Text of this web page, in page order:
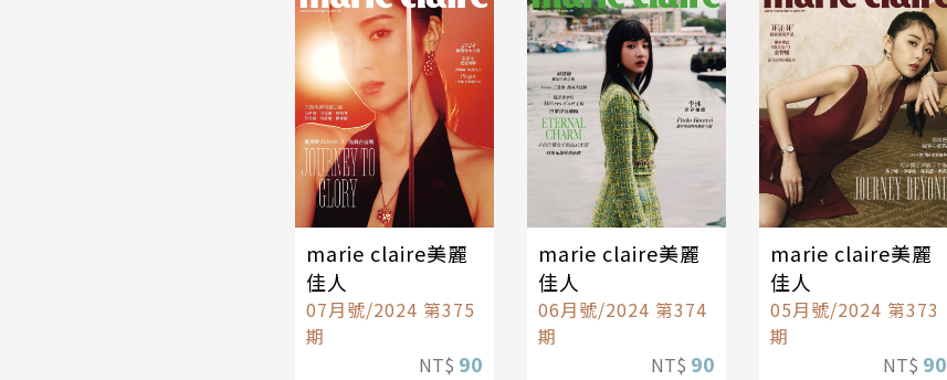
marie claire美麗
佳人
07月號/2024 第375
期
NT$ 90
marie claire美麗
佳人
06月號/2024 第374
期
NT$ 90
marie claire美麗
佳人
05月號/2024 第373
期
NT$ 90